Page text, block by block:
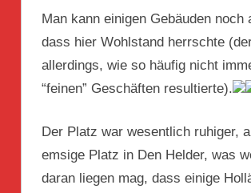
Man kann einigen Gebäuden noch
dass hier Wohlstand herrschte
allerdings, wie so häufig nicht
“feinen” Geschäften resultierte).
Der Platz war wesentlich ruhiger,
emsige Platz in Den Helder, was
daran liegen mag, dass einige